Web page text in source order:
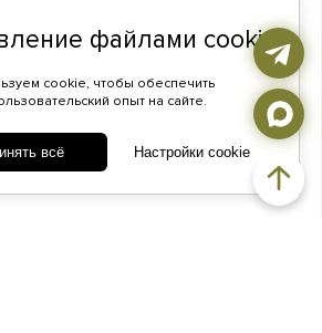
файлами cookie
cookie, чтобы обеспечить
опыт на сайте.
всё Настройки cookie